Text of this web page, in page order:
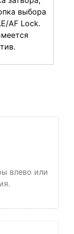
выбора
AF Lock.
влево или